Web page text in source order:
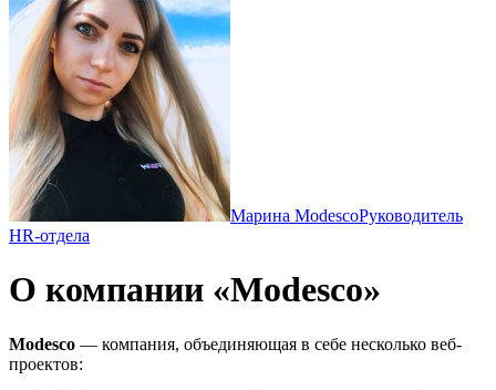
Марина ModescoРуководитель
HR-отдела
О компании «Modesco»
Modesco — компания, объединяющая в себе несколько веб-
проектов: